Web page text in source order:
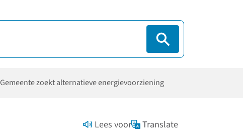
Gemeente zoekt alternatieve energievoorziening
Lees voor Translate